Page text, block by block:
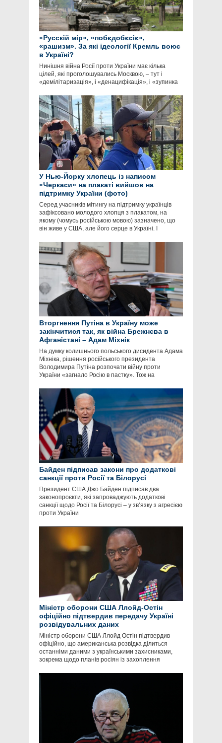
«Русскій мір», «побєдобєсіє»,
«рашизм». За які ідеології Кремль воює
в Україні?
Нинішня війна Росії проти України має кілька
цілей, які проголошувались Москвою, – тут і
«демілітаризація», і «денацифікація», і «зупинка
У Нью-Йорку хлопець із написом
«Черкаси» на плакаті вийшов на
підтримку України (фото)
Серед учасників мітингу на підтримку українців
зафіксовано молодого хлопця з плакатом, на
якому (чомусь російською мовою) зазначено, що
він живе у США, але його серце в Україні. І
Вторгнення Путіна в Україну може
закінчитися так, як війна Брежнєва в
Афганістані – Адам Міхнік
На думку колишнього польського дисидента Адама
Міхніка, рішення російського президента
Володимира Путіна розпочати війну проти
України «загнало Росію в пастку». Тож на
Байден підписав закони про додаткові
санкції проти Росії та Білорусі
Президент США Джо Байден підписав два
законопроєкти, які запроваджують додаткові
санкції щодо Росії та Білорусі – у зв’язку з агресією
проти України
Міністр оборони США Ллойд-Остін
офіційно підтвердив передачу Україні
розвідувальних даних
Міністр оборони США Ллойд Остін підтвердив
офіційно, що американська розвідка ділиться
останніми даними з українськими захисниками,
зокрема щодо планів росіян із захоплення